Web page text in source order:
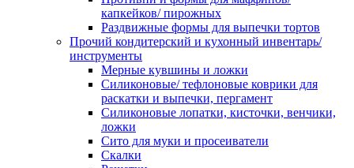
капкейков/ пирожных
Раздвижные формы для выпечки тортов
Прочий кондитерский и кухонный инвентарь/
инструменты
Мерные кувшины и ложки
Силиконовые/ тефлоновые коврики для
раскатки и выпечки, пергамент
Силиконовые лопатки, кисточки, венчики,
ложки
Сито для муки и просеиватели
Скалки